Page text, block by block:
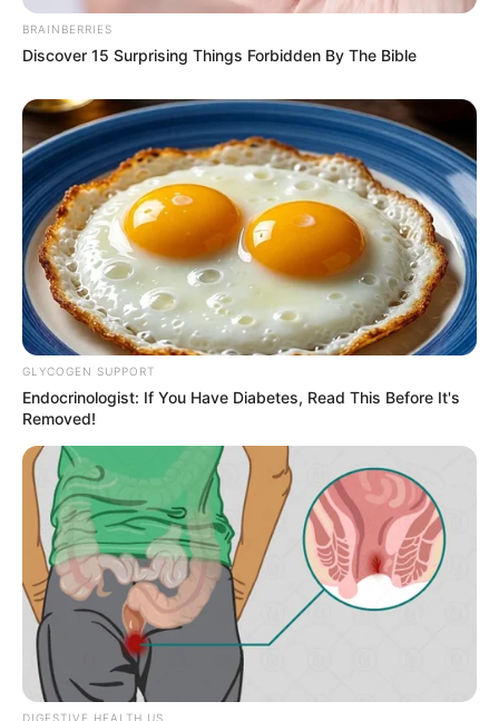
BRAINBERRIES
Discover 15 Surprising Things Forbidden By The Bible
GLYCOGEN SUPPORT
Endocrinologist: If You Have Diabetes, Read This Before It's
Removed!
DIGESTIVE HEALTH US